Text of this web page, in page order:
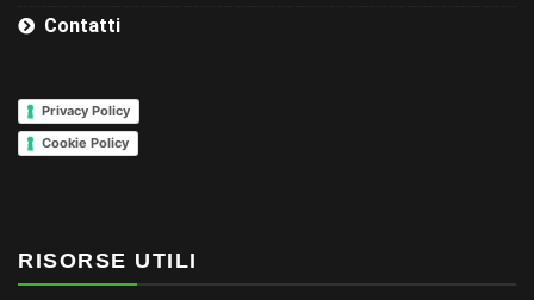
Contatti
Privacy Policy
Cookie Policy
RISORSE UTILI